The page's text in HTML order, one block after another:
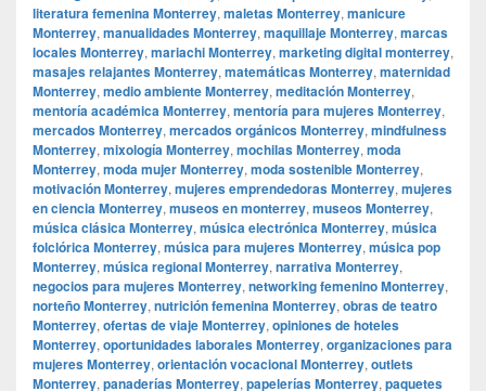
literatura femenina Monterrey, maletas Monterrey, manicure
Monterrey, manualidades Monterrey, maquillaje Monterrey, marcas
locales Monterrey, mariachi Monterrey, marketing digital monterrey,
masajes relajantes Monterrey, matemáticas Monterrey, maternidad
Monterrey, medio ambiente Monterrey, meditación Monterrey,
mentoría académica Monterrey, mentoría para mujeres Monterrey,
mercados Monterrey, mercados orgánicos Monterrey, mindfulness
Monterrey, mixología Monterrey, mochilas Monterrey, moda
Monterrey, moda mujer Monterrey, moda sostenible Monterrey,
motivación Monterrey, mujeres emprendedoras Monterrey, mujeres
en ciencia Monterrey, museos en monterrey, museos Monterrey,
música clásica Monterrey, música electrónica Monterrey, música
folclórica Monterrey, música para mujeres Monterrey, música pop
Monterrey, música regional Monterrey, narrativa Monterrey,
negocios para mujeres Monterrey, networking femenino Monterrey,
norteño Monterrey, nutrición femenina Monterrey, obras de teatro
Monterrey, ofertas de viaje Monterrey, opiniones de hoteles
Monterrey, oportunidades laborales Monterrey, organizaciones para
mujeres Monterrey, orientación vocacional Monterrey, outlets
Monterrey, panaderías Monterrey, papelerías Monterrey, paquetes